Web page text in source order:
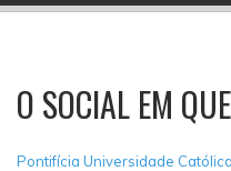
O SOCIAL EM
Pontifícia Universidade